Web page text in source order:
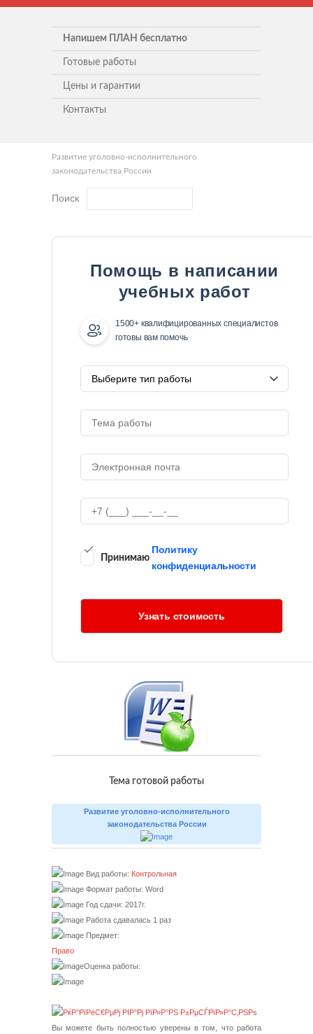
Напишем ПЛАН бесплатно
Готовые работы
Цены и гарантии
Контакты
Развитие уголовно-исполнительного
законодательства России
Поиск
Помощь в написании
учебных работ
1500+ квалифицированных специалистов
готовы вам помочь
Принимаю
Политику
конфиденциальности
Тема готовой работы
Развитие уголовно-исполнительного
законодательства России
Вид работы: Контрольная
Формат работы: Word
Год сдачи: 2017г.
Работа сдавалась 1 раз
Предмет:
Право
Оценка работы:
Вы можете быть полностью уверены в том, что работа